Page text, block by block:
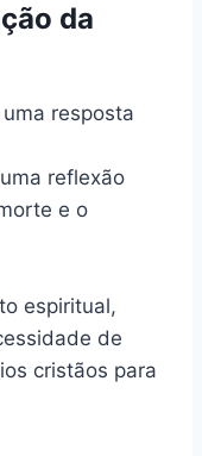
da
resposta
reflexão
e o
espiritual,
de
cristãos para